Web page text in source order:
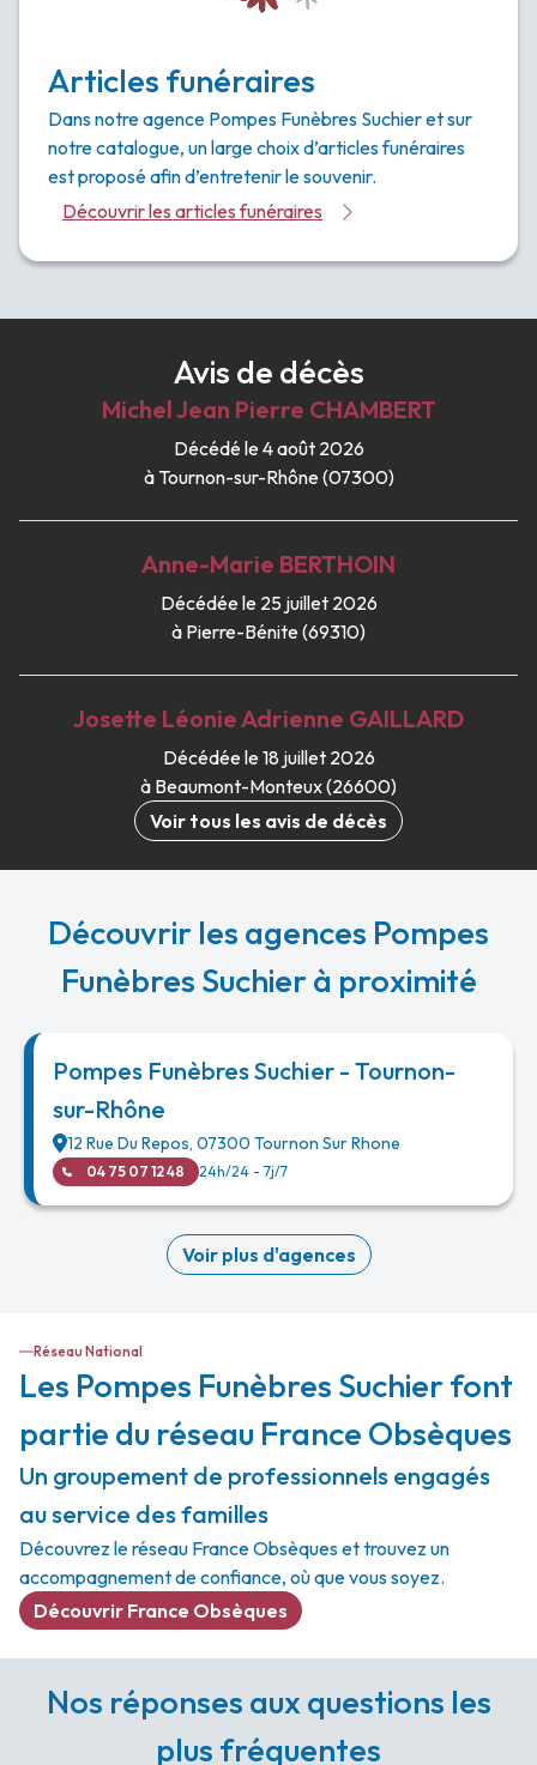
Articles funéraires
Dans notre agence Pompes Funèbres Suchier et sur
notre catalogue, un large choix d’articles funéraires
est proposé afin d’entretenir le souvenir.
Découvrir les articles funéraires
Avis de décès
Michel Jean Pierre CHAMBERT
Décédé le 4 août 2026
à Tournon-sur-Rhône (07300)
Anne-Marie BERTHOIN
Décédée le 25 juillet 2026
à Pierre-Bénite (69310)
Josette Léonie Adrienne GAILLARD
Décédée le 18 juillet 2026
à Beaumont-Monteux (26600)
Voir tous les avis de décès
Découvrir les agences Pompes
Funèbres Suchier à proximité
Pompes Funèbres Suchier - Tournon-
sur-Rhône
12 Rue Du Repos, 07300 Tournon Sur Rhone
04 75 07 12 48 24h/24 - 7j/7
Voir plus d'agences
Réseau National
Les Pompes Funèbres Suchier font
partie du réseau France Obsèques
Un groupement de professionnels engagés
au service des familles
Découvrez le réseau France Obsèques et trouvez un
accompagnement de confiance, où que vous soyez.
Découvrir France Obsèques
Nos réponses aux questions les
plus fréquentes